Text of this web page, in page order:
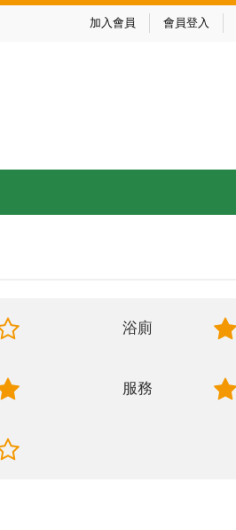
加入會員 會員登入
浴廁
服務